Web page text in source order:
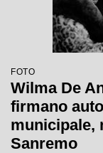
FOTO
Wilma De
firmano
municipale,
Sanremo